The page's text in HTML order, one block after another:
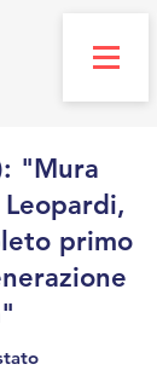
"Mura
primo